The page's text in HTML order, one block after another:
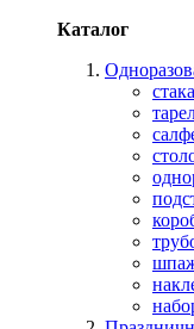
Каталог